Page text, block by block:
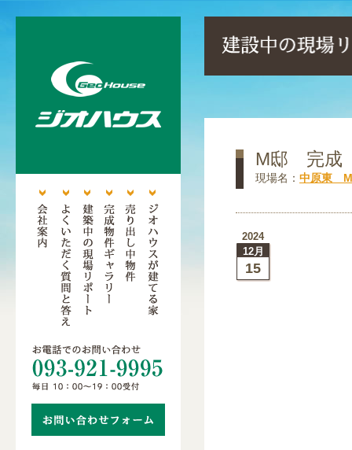
M邸 完成
現場名： 中原東
2024
12月
15